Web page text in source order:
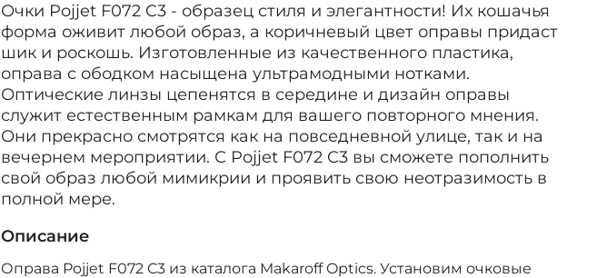
Очки Pojjet F072 C3 - образец стиля и элегантности! Их кошачья
форма оживит любой образ, а коричневый цвет оправы придаст
шик и роскошь. Изготовленные из качественного пластика,
оправа с ободком насыщена ультрамодными нотками.
Оптические линзы цепенятся в середине и дизайн оправы
служит естественным рамкам для вашего повторного мнения.
Они прекрасно смотрятся как на повседневной улице, так и на
вечернем мероприятии. С Pojjet F072 C3 вы сможете пополнить
свой образ любой мимикрии и проявить свою неотразимость в
полной мере.
Описание
Оправа Pojjet F072 C3 из каталога Makaroff Optics. Установим очковые